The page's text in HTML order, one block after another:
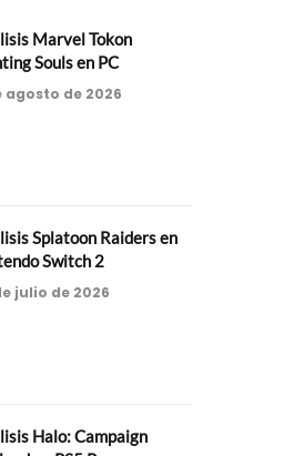
Marvel Tokon
Souls en PC
agosto de 2026
Splatoon Raiders en
Switch 2
julio de 2026
Halo: Campaign